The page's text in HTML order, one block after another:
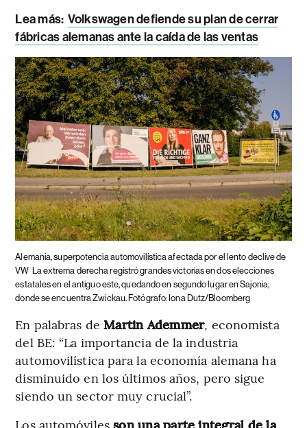
Lea más: Volkswagen defiende su plan de cerrar
fábricas alemanas ante la caída de las ventas
Alemania, superpotencia automovilística afectada por el lento declive de
VW La extrema derecha registró grandes victorias en dos elecciones
estatales en el antiguo este, quedando en segundo lugar en Sajonia,
donde se encuentra Zwickau. Fotógrafo: Iona Dutz/Bloomberg
En palabras de Martin Ademmer, economista
del BE: “La importancia de la industria
automovilística para la economía alemana ha
disminuido en los últimos años, pero sigue
siendo un sector muy crucial”.
Los automóvilesson una parte integral de la